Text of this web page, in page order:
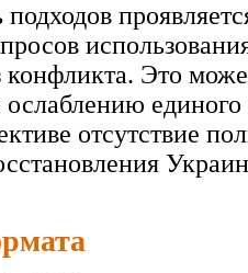
подходов
конфликта. Это
отсутствие